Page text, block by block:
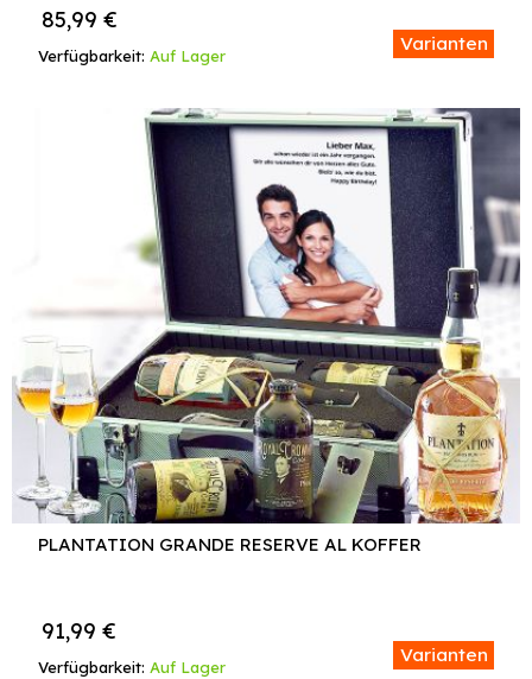
Verfügbarkeit: Auf Lager
Varianten
85,99 €
PLANTATION GRANDE RESERVE AL KOFFER
Verfügbarkeit: Auf Lager
Varianten
91,99 €